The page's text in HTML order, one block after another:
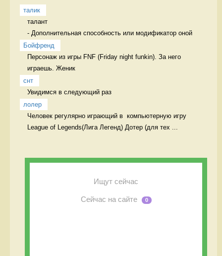
талик
талант
- Дополнительная способность или модификатор оной
Бойфренд
Персонаж из игры FNF (Friday night funkin). За него
играешь. Женик
снт
Увидимся в следующий раз
лолер
Человек регулярно играющий в  компьютерную игру
League of Legends(Лига Легенд) Дотер (для тех ...
Ищут сейчас
Сейчас на сайте 0